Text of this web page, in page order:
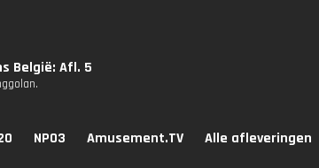
België: Afl. 5
NPO3 Amusement.TV Alle afleveringen